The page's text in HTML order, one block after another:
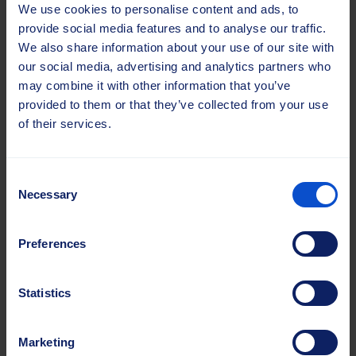
We use cookies to personalise content and ads, to
provide social media features and to analyse our traffic.
We also share information about your use of our site with
our social media, advertising and analytics partners who
may combine it with other information that you’ve
provided to them or that they’ve collected from your use
of their services.
Selection
Necessary
Preferences
Statistics
Marketing
kundenspezifischen Farben erhältlich und stellen
eine einmalige Investition dar, da sie sich im
Gebrauch nicht abnutzen.